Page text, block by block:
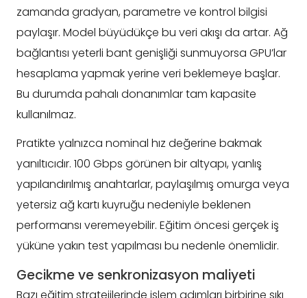
zamanda gradyan, parametre ve kontrol bilgisi
paylaşır. Model büyüdükçe bu veri akışı da artar. Ağ
bağlantısı yeterli bant genişliği sunmuyorsa GPU’lar
hesaplama yapmak yerine veri beklemeye başlar.
Bu durumda pahalı donanımlar tam kapasite
kullanılmaz.
Pratikte yalnızca nominal hız değerine bakmak
yanıltıcıdır. 100 Gbps görünen bir altyapı, yanlış
yapılandırılmış anahtarlar, paylaşılmış omurga veya
yetersiz ağ kartı kuyruğu nedeniyle beklenen
performansı veremeyebilir. Eğitim öncesi gerçek iş
yüküne yakın test yapılması bu nedenle önemlidir.
Gecikme ve senkronizasyon maliyeti
Bazı eğitim stratejilerinde işlem adımları birbirine sıkı